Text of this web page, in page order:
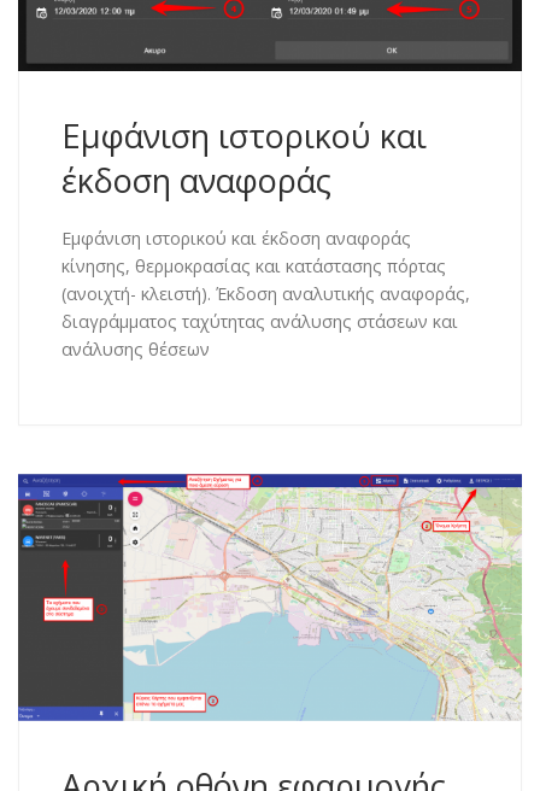
Εμφάνιση ιστορικού και
έκδοση αναφοράς
Εμφάνιση ιστορικού και έκδοση αναφοράς
κίνησης, θερμοκρασίας και κατάστασης πόρτας
(ανοιχτή- κλειστή). Έκδοση αναλυτικής αναφοράς,
διαγράμματος ταχύτητας ανάλυσης στάσεων και
ανάλυσης θέσεων